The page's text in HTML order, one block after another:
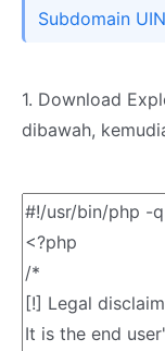
Subdomain
1. Download
dibawah,